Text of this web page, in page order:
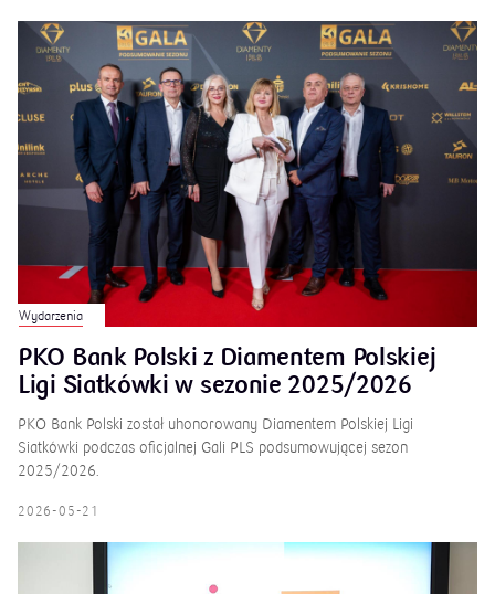
Wydarzenia
PKO Bank Polski z Diamentem Polskiej
Ligi Siatkówki w sezonie 2025/2026
PKO Bank Polski został uhonorowany Diamentem Polskiej Ligi
Siatkówki podczas oficjalnej Gali PLS podsumowującej sezon
2025/2026.
2026-05-21